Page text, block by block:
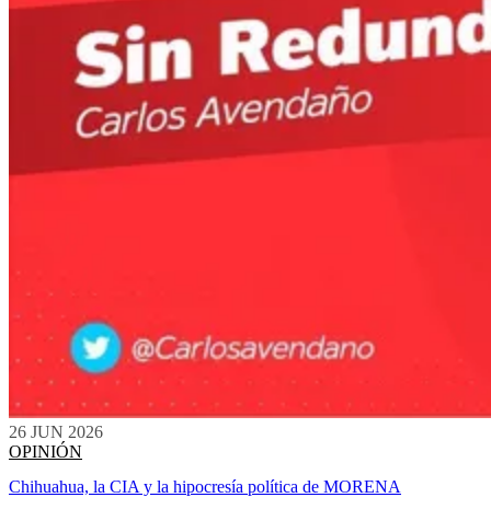
26 JUN 2026
OPINIÓN
Chihuahua, la CIA y la hipocresía política de MORENA